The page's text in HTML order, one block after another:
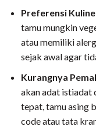
Preferensi
tamu mungkin
atau memiliki
sejak awal agar
Kurangnya
akan adat istiadat
tepat, tamu asing
code atau tata